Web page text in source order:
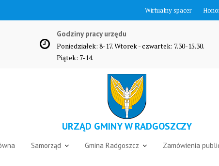
Wirtualny spacer
Godziny pracy urzędu
Poniedziałek: 8-17. Wtorek - czwartek: 7.30-15.30.
Piątek: 7-14.
URZĄD GMINY W RADGOSZCZY
Samorząd Gmina Radgoszcz Zamówienia